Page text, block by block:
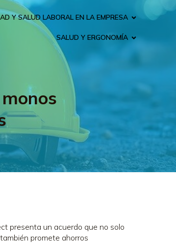
Y SALUD LABORAL EN LA EMPRESA
SALUD Y ERGONOMÍA
presenta un acuerdo que no solo
promete ahorros